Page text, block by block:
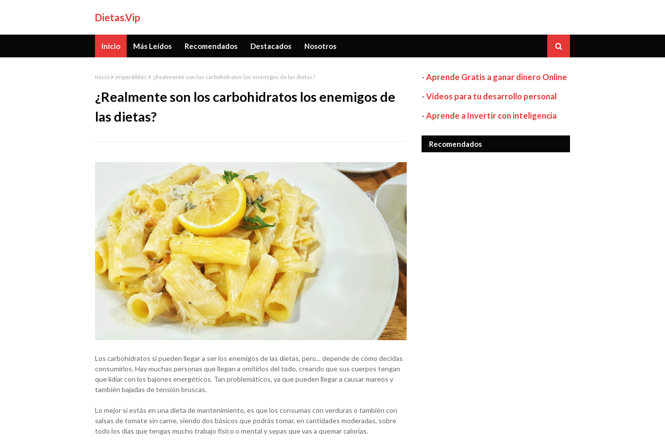
Dietas.Vip
Inicio Más Leídos Recomendados Destacados Nosotros
Inicio imperdibles ¿Realmente son los carbohidratos los enemigos de las dietas?
¿Realmente son los carbohidratos los enemigos de
las dietas?
Los carbohidratos sí pueden llegar a ser los enemigos de las dietas, pero... depende de cómo decidas
consumirlos. Hay muchas personas que llegan a omitirlos del todo, creando que sus cuerpos tengan
que lidiar con los bajones energéticos. Tan problemáticos, ya que pueden llegar a causar mareos y
también bajadas de tensión bruscas.
Lo mejor si estás en una dieta de mantenimiento, es que los consumas con verduras o también con
salsas de tomate sin carne, siendo dos básicos que podrás tomar, en cantidades moderadas, sobre
todo los días que tengas mucho trabajo físico o mental y sepas que vas a quemar calorías.
-Aprende Gratis a ganar dinero Online
-Videos para tu desarrollo personal
-Aprende a Invertir con inteligencia
Recomendados